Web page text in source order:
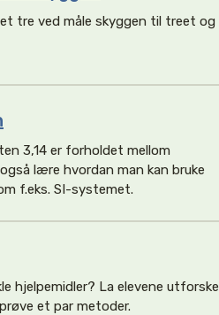
tre ved måle skyggen til treet og
3,14 er forholdet mellom
lære hvordan man kan bruke
f.eks. SI-systemet.
hjelpemidler? La elevene utforske
et par metoder.